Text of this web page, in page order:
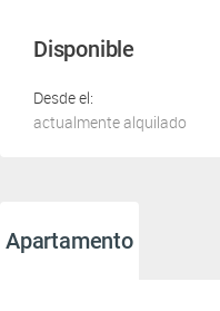
Disponible
Desde el:
actualmente alquilado
Apartamento